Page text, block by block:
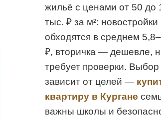
жильё с ценами от 50 до
тыс. ₽ за м²: новостройки
обходятся в среднем
₽, вторичка — дешевле,
требует проверки.
зависит от целей —
квартиру в Кургане
важны школы и